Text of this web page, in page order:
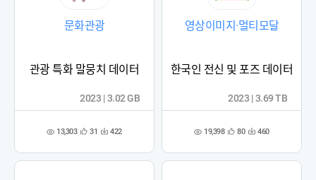
문화관광
관광 특화 말뭉치 데이터
조 13,303 관
록
31 다 422
2023 | 3.02 GB
영상이미지·멀티모달
한국인 전신 및 포즈 데이터
조 19,398 관
록
80 다 460
2023 | 3.69 TB